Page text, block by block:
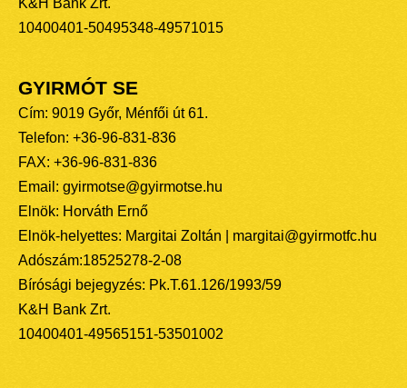
K&H Bank Zrt.
10400401-50495348-49571015
GYIRMÓT SE
Cím: 9019 Győr, Ménfői út 61.
Telefon: +36-96-831-836
FAX: +36-96-831-836
Email: gyirmotse@gyirmotse.hu
Elnök: Horváth Ernő
Elnök-helyettes: Margitai Zoltán | margitai@gyirmotfc.hu
Adószám:18525278-2-08
Bírósági bejegyzés: Pk.T.61.126/1993/59
K&H Bank Zrt.
10400401-49565151-53501002